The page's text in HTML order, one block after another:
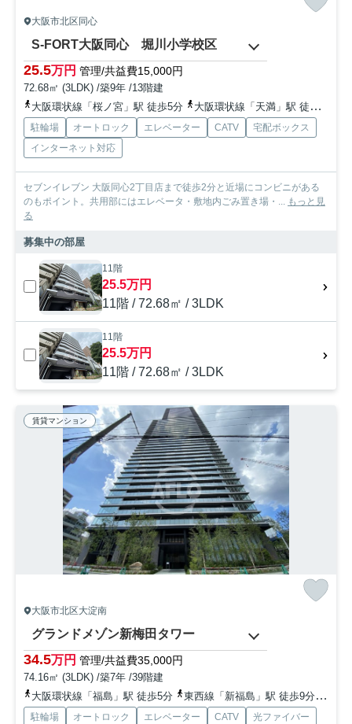
大阪市北区同心
S-FORT大阪同心 堀川小学校区
25.5万円 管理/共益費15,000円
72.68㎡ (3LDK) /築9年 /13階建
大阪環状線「桜ノ宮」駅 徒歩5分
大阪環状線「天満」駅 徒歩8分
駐輪場 オートロック エレベーター CATV
宅配ボックス
インターネット対応
セブンイレブン 大阪同心2丁目店まで徒歩2分と近場にコンビニがある
のもポイント。共用部にはエレベータ・敷地内ごみ置き場・... もっと見
る
募集中の部屋
11階
25.5万円
11階 / 72.68㎡ / 3LDK
11階
25.5万円
11階 / 72.68㎡ / 3LDK
賃貸マンション
大阪市北区大淀南
グランドメゾン新梅田タワー
34.5万円 管理/共益費35,000円
74.16㎡ (3LDK) /築7年 /39階建
大阪環状線「福島」駅 徒歩5分
東西線「新福島」駅 徒歩9分
駐輪場 オートロック エレベーター CATV
光ファイバー